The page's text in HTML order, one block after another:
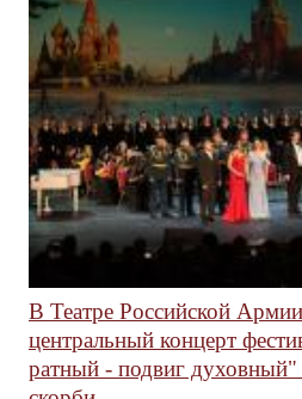
В Театре Российской
центральный концерт
ратный - подвиг